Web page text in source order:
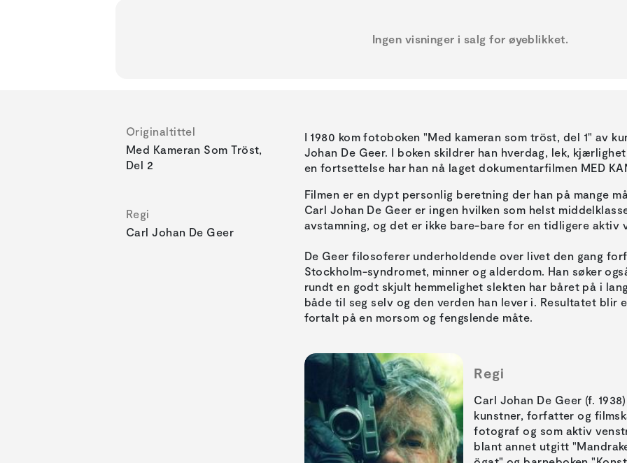
Ingen visninger i salg for øyeblikket.
Originaltittel
Med Kameran Som Tröst,
Del 2
Regi
Carl Johan De Geer
I 1980 kom fotoboken "Med kameran som tröst, del 1" av
Johan De Geer. I boken skildrer han hverdag, lek,
en fortsettelse har han nå laget dokumentarfilmen MED
Filmen er en dypt personlig beretning der han på mange
Carl Johan De Geer er ingen hvilken som helst
avstamning, og det er ikke bare-bare for en tidligere aktiv
De Geer filosoferer underholdende over livet den gang
Stockholm-syndromet, minner og alderdom. Han søker
rundt en godt skjult hemmelighet slekten har båret på i
både til seg selv og den verden han lever i. Resultatet blir
fortalt på en morsom og fengslende måte.
Regi
Carl Johan De Geer (f.
kunstner, forfatter og
fotograf og som aktiv
blant annet utgitt